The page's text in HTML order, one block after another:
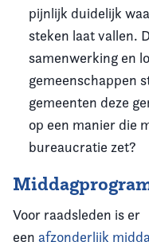
pijnlijk duidelijk
steken laat vallen.
samenwerking en
gemeenschappen
gemeenten deze
op een manier die
bureaucratie zet?
Voor raadsleden is er
een afzonderlijk